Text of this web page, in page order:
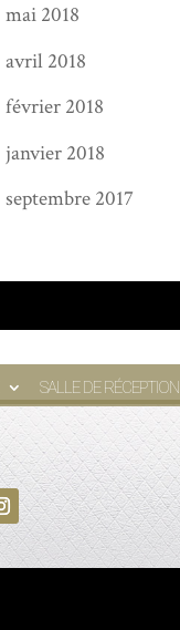
mai 2018
avril 2018
février 2018
janvier 2018
septembre 2017
SALLE DE RÉCEPTION